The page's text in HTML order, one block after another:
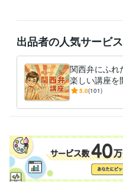
僕の事は「かず」「かずくん」
呼びやすいよう呼んで頂ければ
⭐️敬語・タメ口等　ご希望をお
⭐️その他ご質問等ございましたら
お気軽にメッセージ頂ければ
経営・マネジメント / 経営者・
人事 / 人材開発・人材育成・研
ライフスタイル・その他 / 美容
出品者の人気サービス
関西弁にふれ
楽しい講座を
ーい関西弁
⤴️
5.0(101)